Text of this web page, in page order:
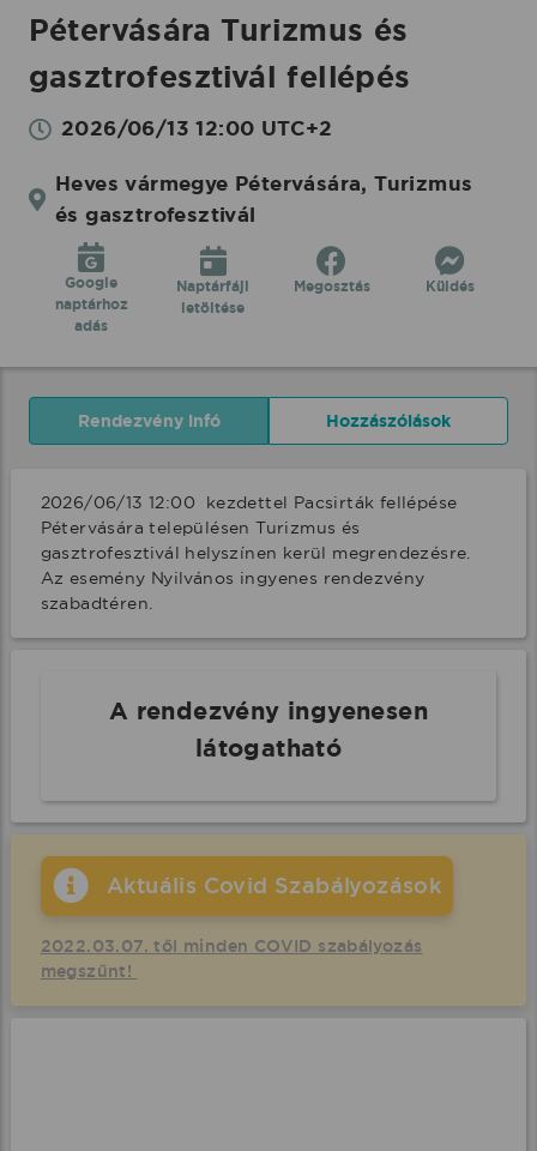
Pétervására Turizmus és
gasztrofesztivál fellépés
2026/06/13 12:00 UTC+2
Heves vármegye Pétervására, Turizmus
és gasztrofesztivál
Google
naptárhoz
adás
Naptárfájl
letöltése
Megosztás Küldés
Rendezvény infó Hozzászólások
2026/06/13 12:00  kezdettel Pacsirták fellépése
Pétervására településen Turizmus és
gasztrofesztivál helyszínen kerül megrendezésre.
Az esemény Nyilvános ingyenes rendezvény
szabadtéren.
A rendezvény ingyenesen
látogatható
Aktuális Covid Szabályozások
2022.03.07. től minden COVID szabályozás
megszűnt!